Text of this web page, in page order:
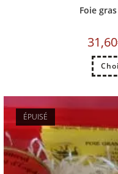
Foie
31,60
ÉPUISÉ